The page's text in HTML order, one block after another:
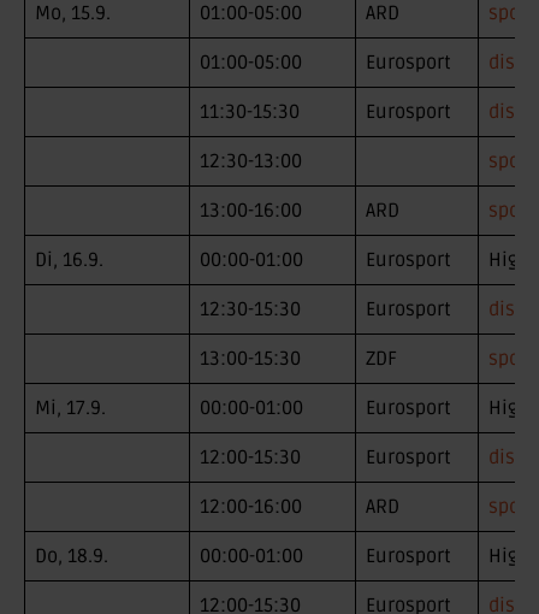
Mo, 15.9. 01:00-05:00 ARD
01:00-05:00 Eurosport
11:30-15:30 Eurosport
12:30-13:00
13:00-16:00 ARD
Di, 16.9. 00:00-01:00 Eurosport
12:30-15:30 Eurosport
13:00-15:30 ZDF
Mi, 17.9. 00:00-01:00 Eurosport
12:00-15:30 Eurosport
12:00-16:00 ARD
Do, 18.9. 00:00-01:00 Eurosport
12:00-15:30 Eurosport